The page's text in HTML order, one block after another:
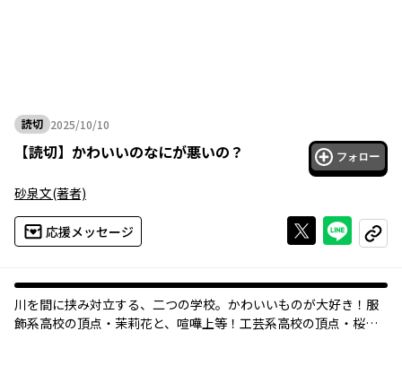
読切 2025/10/10
2025年10月10日
【読切】 かわいいのなにが悪いの？ フォロー
砂泉文(著者)
応援メッセージ Xで投稿する
ライン
コピー
川を間に挟み対立する、二つの学校。かわいいものが大好き！服
飾系高校の頂点・茉莉花と、喧嘩上等！工芸系高校の頂点・桜